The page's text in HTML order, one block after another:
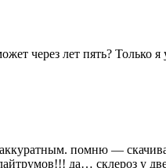
через лет пять? Только
помню —
да… склероз у